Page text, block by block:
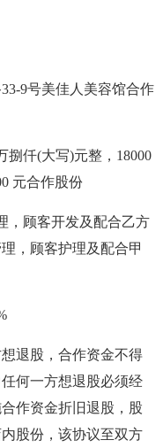
9号美佳人美容馆合作
捌仟(大写)元整，18000
元合作股份
，顾客开发及配合乙方
，顾客护理及配合甲
退股，合作资金不得
何一方想退股必须经
作资金折旧退股，股
股份，该协议至双方